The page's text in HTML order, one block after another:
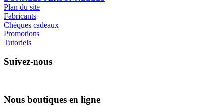
Plan du site
Fabricants
Chèques cadeaux
Promotions
Tutoriels
Suivez-nous
Nous boutiques en ligne